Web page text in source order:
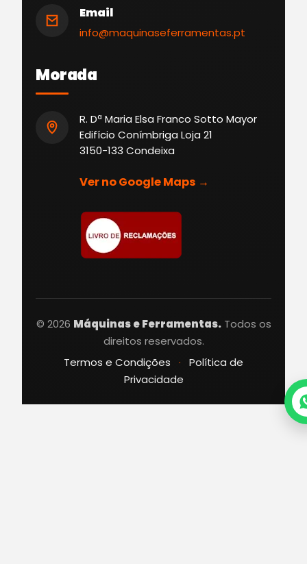
Email
info@maquinaseferramentas.pt
Morada
R. Dª Maria Elsa Franco Sotto Mayor
Edifício Conímbriga Loja 21
3150-133 Condeixa
Ver no Google Maps →
© 2026 Máquinas e Ferramentas.Todos os
direitos reservados.
Termos e Condições
·
Política de
Privacidade